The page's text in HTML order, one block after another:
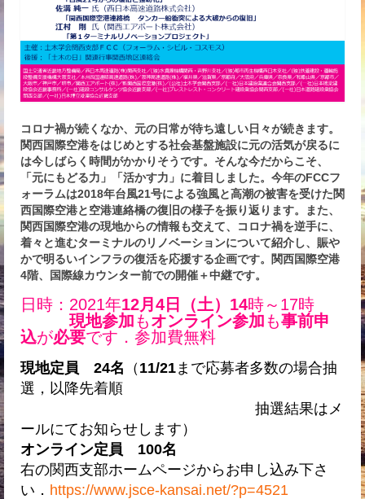
コロナ禍が続くなか、元の日常が待ち遠しい日々が続きます。
関西国際空港をはじめとする社会基盤施設に元の活気が戻るに
は今しばらく時間がかかりそうです。そんな今だからこそ、
「元にもどる力」「活かす力」に着目しました。今年のFCCフ
ォーラムは2018年台風21号による強風と高潮の被害を受けた関
西国際空港と空港連絡橋の復旧の様子を振り返ります。また、
関西国際空港の現地からの情報も交えて、コロナ禍を逆手に、
着々と進むターミナルのリノベーションについて紹介し、賑や
かで明るいインフラの復活を応援する企画です。関西国際空港
4階、国際線カウンター前での開催＋中継です。
日時：2021年12月4日（土）14時～17時
現地参加もオンライン参加も事前申
込が必要です．参加費無料
現地定員 24名 （ 11/21 まで応募者多数の場合抽
選，以降先着順
抽選結果はメ
ールにてお知らせします）
オンライン定員 100名
右の関西支部ホームページからお申し込み下さ
い． https://www.jsce-kansai.net/?p=4521